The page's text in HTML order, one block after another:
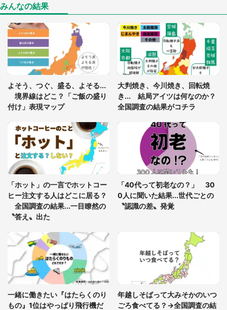
「ゾワゾワする」「本当に気持ち悪い」 道端でバ
グっちゃってた〝野生の野菜〟に6.5万人戦慄
「閉所恐怖症の私は新幹線で大パニック。隣席の青
年に『手を繋いで』とお願いしたら...」 体験談に
8万人感動
7万人驚がく 「お菓子売り場ならまだしも...」「ハ
ードル高い」
あまりにも四角すぎる猫、激写される 「これもう
座布団だろ」「食パンの耳」と1.4万人困惑
みんなの結果
よそう、つぐ、盛る、よそる...
境界線はどこ？「ご飯の盛り
付け」表現マップ
大判焼き、今川焼き、回転焼
き... 結局アイツは何なのか？
全国調査の結果がコチラ
「ホット」の一言でホットコー
ヒー注文する人はどこに居る？
全国調査の結果...一目瞭然の
〝答え〟出た
「40代って初老なの？」 30
0人に聞いた結果...世代ごとの
〝認識の差〟発覚
一緒に働きたい『はたらくのり
もの』1位はやっぱり飛行機だ
年越しそばって大みそかのいつ
ごろ食べてる？→全国調査の結